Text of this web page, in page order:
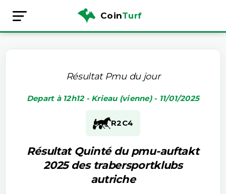
CoinTurf
Résultat Pmu du jour
Depart à 12h12 - Krieau (vienne) - 11/01/2025
R2C4
Résultat Quinté du pmu-auftakt
2025 des trabersportklubs
autriche